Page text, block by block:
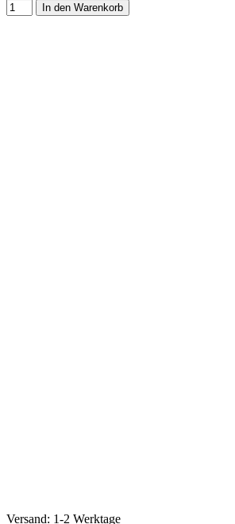
In den Warenkorb
Versand: 1-2 Werktage